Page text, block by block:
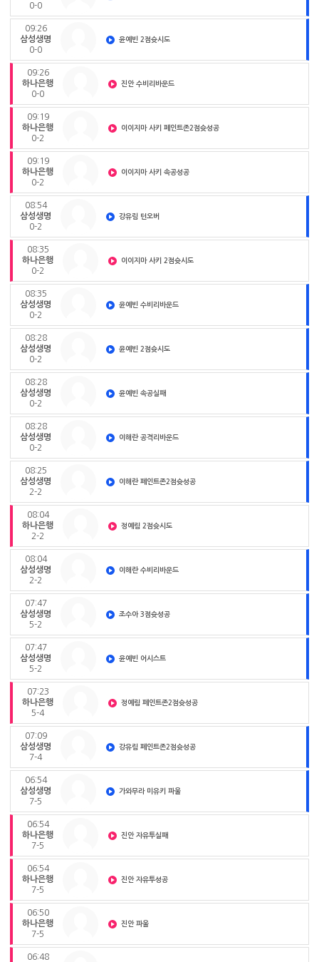
0-0
09:26
삼성생명
0-0
윤예빈 2점슛시도
09:26
하나은행
0-0
진안 수비리바운드
09:19
하나은행
0-2
이이지마 사키 페인트존2점슛성공
09:19
하나은행
0-2
이이지마 사키 속공성공
08:54
삼성생명
0-2
강유림 턴오버
08:35
하나은행
0-2
이이지마 사키 2점슛시도
08:35
삼성생명
0-2
윤예빈 수비리바운드
08:28
삼성생명
0-2
윤예빈 2점슛시도
08:28
삼성생명
0-2
윤예빈 속공실패
08:28
삼성생명
0-2
이해란 공격리바운드
08:25
삼성생명
2-2
이해란 페인트존2점슛성공
08:04
하나은행
2-2
정예림 2점슛시도
08:04
삼성생명
2-2
이해란 수비리바운드
07:47
삼성생명
5-2
조수아 3점슛성공
07:47
삼성생명
5-2
윤예빈 어시스트
07:23
하나은행
5-4
정예림 페인트존2점슛성공
07:09
삼성생명
7-4
강유림 페인트존2점슛성공
06:54
삼성생명
7-5
가와무라 미유키 파울
06:54
하나은행
7-5
진안 자유투실패
06:54
하나은행
7-5
진안 자유투성공
06:50
하나은행
7-5
진안 파울
06:48